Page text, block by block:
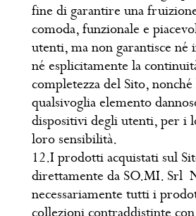
fine di garantire una
comoda, funzionale e
utenti, ma non garantisce
né esplicitamente la
completezza del Sito, nonché
qualsivoglia elemento
dispositivi degli utenti, per i
loro sensibilità.
12.I prodotti acquistati sul
direttamente da SO.MI. Srl
necessariamente tutti i
collezioni contraddistinte